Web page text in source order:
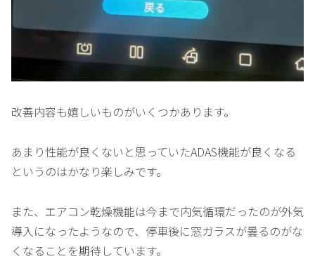
改善内容も嬉しいものがいくつかあります。
あまり性能が良くないと思っていたADAS機能が良くなる
というのはかなり楽しみです。
また、エアコン乾燥機能は今まで内気循環だったのが外気
導入になったようなので、停車後に窓ガラスが曇るのがな
くなることを期待しています。